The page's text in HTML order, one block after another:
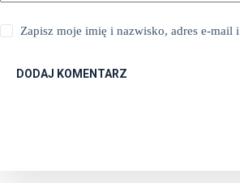
Zapisz moje imię i nazwisko, adres e-mail
DODAJ KOMENTARZ